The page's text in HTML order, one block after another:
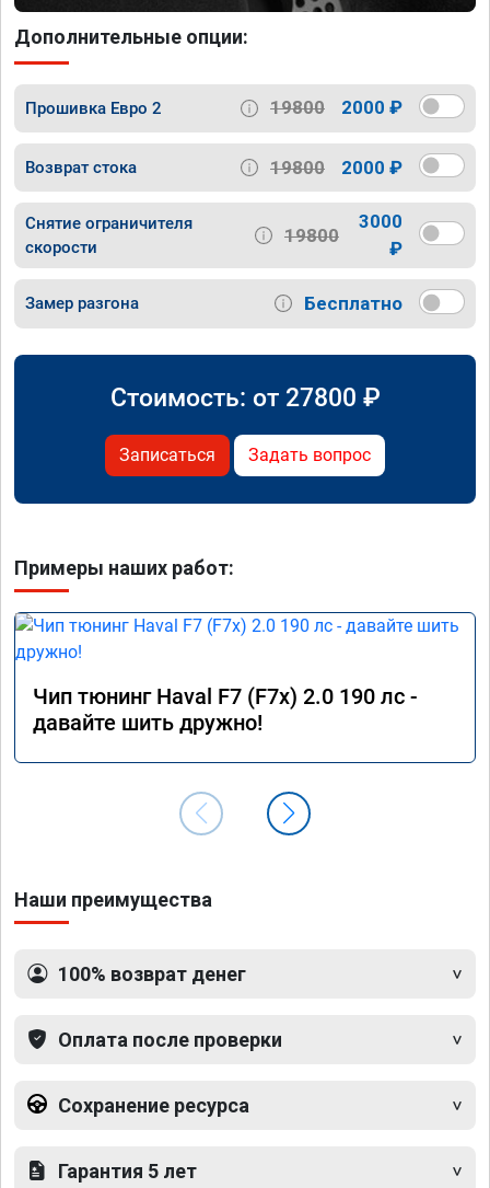
Дополнительные опции:
Прошивка Евро 2 19800 2000 ₽
Возврат стока 19800 2000 ₽
Снятие ограничителя
скорости
19800
3000
₽
Замер разгона Бесплатно
Стоимость: от 27800 ₽
Записаться Задать вопрос
Примеры наших работ:
Чип тюнинг Haval F7 (F7x) 2.0 190 лс -
давайте шить дружно!
Наши преимущества
100% возврат денег
Оплата после проверки
Сохранение ресурса
Гарантия 5 лет